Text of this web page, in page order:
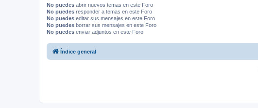
No puedes abrir nuevos temas en este Foro
No puedes responder a temas en este Foro
No puedes editar sus mensajes en este Foro
No puedes borrar sus mensajes en este Foro
No puedes enviar adjuntos en este Foro
Índice general